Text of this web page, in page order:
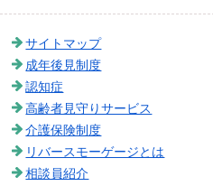
サイトマップ
成年後見制度
認知症
高齢者見守りサービス
介護保険制度
リバースモーゲージとは
相談員紹介